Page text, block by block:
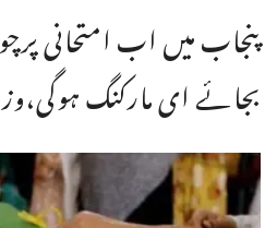
پنجاب میں اب امتحانی
بجائے ای مارکنگ